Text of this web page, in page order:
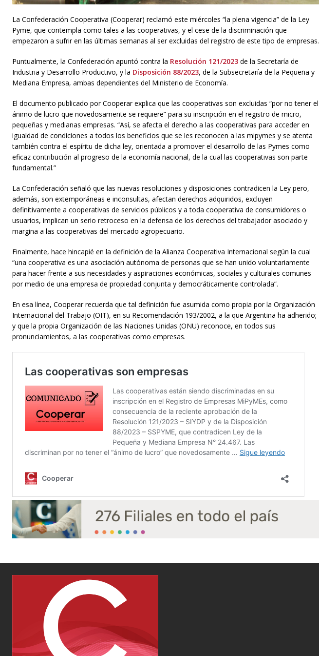
La Confederación Cooperativa (Cooperar) reclamó este miércoles “la plena vigencia” de la Ley
Pyme, que contempla como tales a las cooperativas, y el cese de la discriminación que
empezaron a sufrir en las últimas semanas al ser excluidas del registro de este tipo de empresas.
Puntualmente, la Confederación apuntó contra la Resolución 121/2023 de la Secretaría de
Industria y Desarrollo Productivo, y la Disposición 88/2023, de la Subsecretaría de la Pequeña y
Mediana Empresa, ambas dependientes del Ministerio de Economía.
El documento publicado por Cooperar explica que las cooperativas son excluidas “por no tener el
ánimo de lucro que novedosamente se requiere” para su inscripción en el registro de micro,
pequeñas y medianas empresas. “Así, se afecta el derecho a las cooperativas para acceder en
igualdad de condiciones a todos los beneficios que se les reconocen a las mipymes y se atenta
también contra el espíritu de dicha ley, orientada a promover el desarrollo de las Pymes como
eficaz contribución al progreso de la economía nacional, de la cual las cooperativas son parte
fundamental.”
La Confederación señaló que las nuevas resoluciones y disposiciones contradicen la Ley pero,
además, son extemporáneas e inconsultas, afectan derechos adquiridos, excluyen
definitivamente a cooperativas de servicios públicos y a toda cooperativa de consumidores o
usuarios, implican un serio retroceso en la defensa de los derechos del trabajador asociado y
margina a las cooperativas del mercado agropecuario.
Finalmente, hace hincapié en la definición de la Alianza Cooperativa Internacional según la cual
“una cooperativa es una asociación autónoma de personas que se han unido voluntariamente
para hacer frente a sus necesidades y aspiraciones económicas, sociales y culturales comunes
por medio de una empresa de propiedad conjunta y democráticamente controlada”.
En esa línea, Cooperar recuerda que tal definición fue asumida como propia por la Organización
Internacional del Trabajo (OIT), en su Recomendación 193/2002, a la que Argentina ha adherido;
y que la propia Organización de las Naciones Unidas (ONU) reconoce, en todos sus
pronunciamientos, a las cooperativas como empresas.